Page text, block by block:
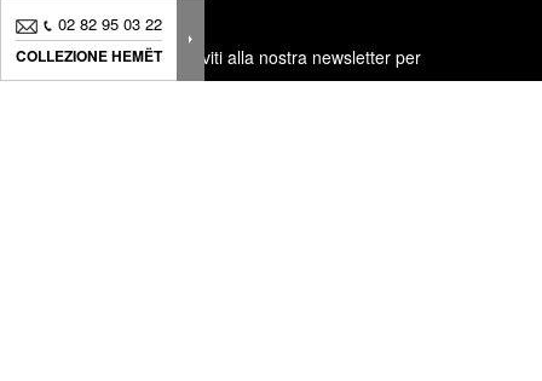
Novità, consigli.. Iscriviti alla nostra newsletter per
seguire
02 82 95 03 22
COLLEZIONE HEMËT